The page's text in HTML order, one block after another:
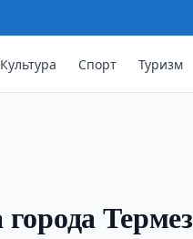
Культура Спорт Туризм